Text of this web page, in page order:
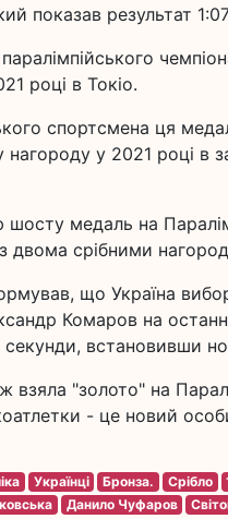
показав результат
році в Токіо.
спортсмена ця
нагороду у 2021 році в
медаль на
двома срібними
що Україна
Комаров на
встановивши
"золото" на
- це новий
Українці Бронза. Срібло
Данило Чуфаров